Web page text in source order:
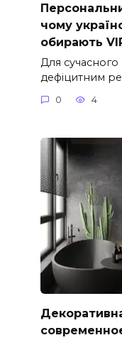
чому
обирають
Для
дефіцитним
0 4